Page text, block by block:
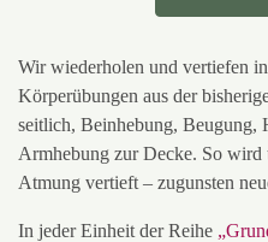
Wir wiederholen und vertiefen
Körperübungen aus der
seitlich, Beinhebung, Beugung,
Armhebung zur Decke. So
Atmung vertieft – zugunsten
In jeder Einheit der Reihe